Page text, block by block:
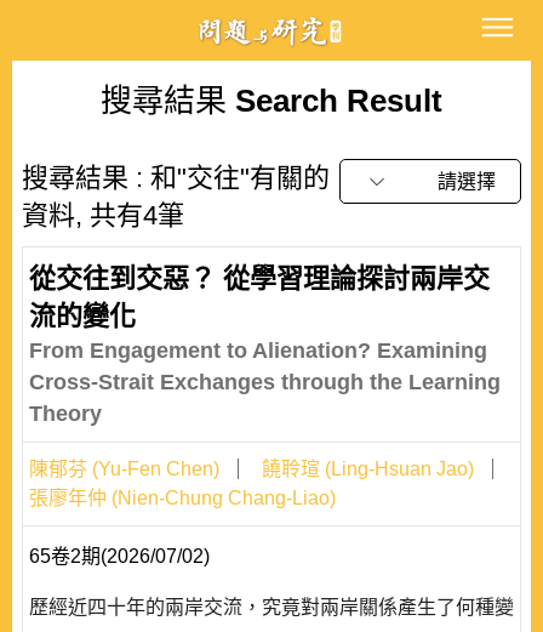
搜尋結果 Search Result
搜尋結果 : 和"交往"有關的
資料, 共有4筆
請選擇
從交往到交惡？ 從學習理論探討兩岸交
流的變化
From Engagement to Alienation? Examining
Cross-Strait Exchanges through the Learning
Theory
陳郁芬 (Yu-Fen Chen)
饒聆瑄 (Ling-Hsuan Jao)
張廖年仲 (Nien-Chung Chang-Liao)
65卷2期(2026/07/02)
歷經近四十年的兩岸交流，究竟對兩岸關係產生了何種變